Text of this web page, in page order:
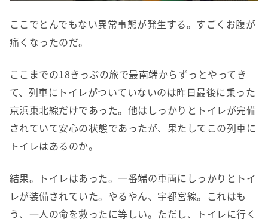
ここでとんでもない異常事態が発生する。すごくお腹が
痛くなったのだ。
ここまでの18きっぷの旅で最南端からずっとやってき
て、列車にトイレがついていないのは昨日最後に乗った
京浜東北線だけであった。他はしっかりとトイレが完備
されていて安心の状態であったが、果たしてこの列車に
トイレはあるのか。
結果。トイレはあった。一番端の車両にしっかりとトイ
レが装備されていた。やるやん、宇都宮線。これはも
う、一人の命を救ったに等しい。ただし、トイレに行く